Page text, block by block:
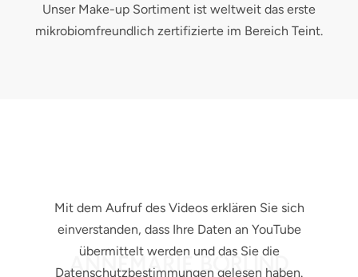
Unser Make-up Sortiment ist weltweit das erste
mikrobiomfreundlich zertifizierte im Bereich Teint.
Mit dem Aufruf des Videos erklären Sie sich
einverstanden, dass Ihre Daten an YouTube
übermittelt werden und das Sie die
Datenschutzbestimmungen gelesen haben.